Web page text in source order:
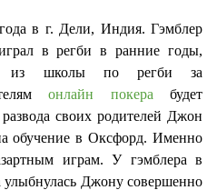
в г. Дели, Индия. Гэмблер
в регби в ранние годы,
из школы по регби за
онлайн покера
будет
развода своих родителей Джон
обучение в Оксфорд. Именно
играм. У гэмблера в
улыбнулась Джону совершенно